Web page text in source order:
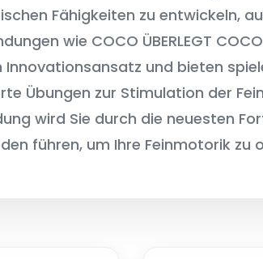
Fähigkeiten zu entwickeln,
wie COCO ÜBERLEGT
Innovationsansatz und bieten
Übungen zur Stimulation der
wird Sie durch die neuesten
führen, um Ihre Feinmotorik zu